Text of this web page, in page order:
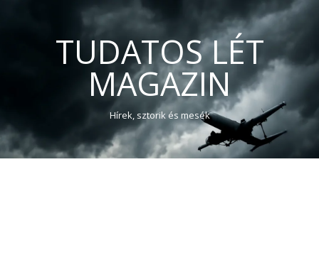
TUDATOS LÉT
MAGAZIN
Hírek, sztorik és mesék